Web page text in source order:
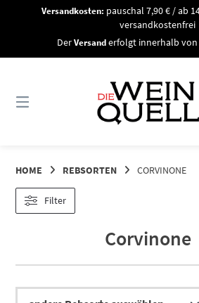
Versandkosten: pauschal 7,90 € / ab
versandkostenfrei
DerVersanderfolgt innerhalb von
HOME REBSORTEN CORVINONE
Corvinone
Filter